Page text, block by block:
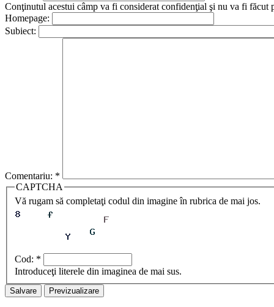
Conţinutul acestui câmp va fi considerat confidenţial şi nu va fi făcut
Homepage:
Subiect:
Comentariu: *
CAPTCHA
Vă rugam să completaţi codul din imagine în rubrica de mai jos.
Cod: *
Introduceţi literele din imaginea de mai sus.